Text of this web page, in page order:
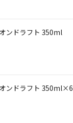
ンドラフト 350ml
ンドラフト 350ml×6